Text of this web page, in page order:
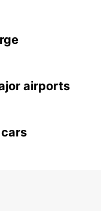
airports